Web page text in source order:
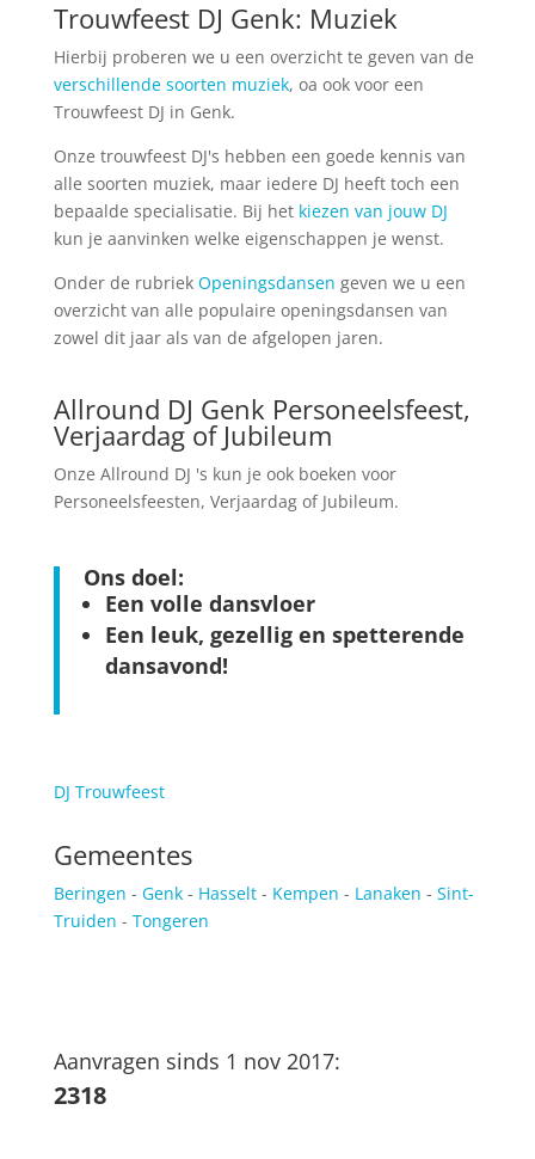
Trouwfeest DJ Genk: Muziek
Hierbij proberen we u een overzicht te geven van de
verschillende soorten muziek, oa ook voor een
Trouwfeest DJ in Genk.
Onze trouwfeest DJ's hebben een goede kennis van
alle soorten muziek, maar iedere DJ heeft toch een
bepaalde specialisatie. Bij het kiezen van jouw DJ
kun je aanvinken welke eigenschappen je wenst.
Onder de rubriek Openingsdansen geven we u een
overzicht van alle populaire openingsdansen van
zowel dit jaar als van de afgelopen jaren.
Allround DJ Genk Personeelsfeest,
Verjaardag of Jubileum
Onze Allround DJ 's kun je ook boeken voor
Personeelsfeesten, Verjaardag of Jubileum.
Ons doel:
Een volle dansvloer
Een leuk, gezellig en spetterende
dansavond!
DJ Trouwfeest
Gemeentes
Beringen - Genk- Hasselt- Kempen - Lanaken - Sint-
Truiden - Tongeren
Aanvragen sinds 1 nov 2017:
2318